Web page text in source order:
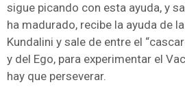
sigue picando con esta ayuda, y
ha madurado, recibe la ayuda de
Kundalini y sale de entre el
y del Ego, para experimentar el
hay que perseverar.